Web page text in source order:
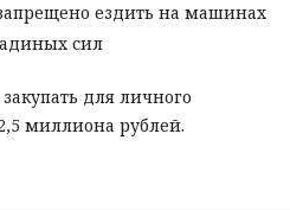
ездить на машинах
сил
для личного
миллиона рублей.